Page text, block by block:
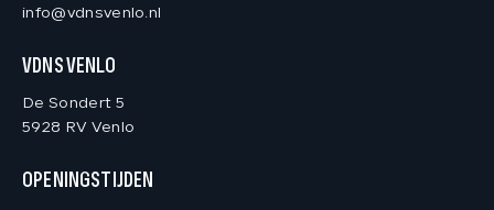
info@vdnsvenlo.nl
VDNS VENLO
De Sondert 5
5928 RV Venlo
OPENINGSTIJDEN